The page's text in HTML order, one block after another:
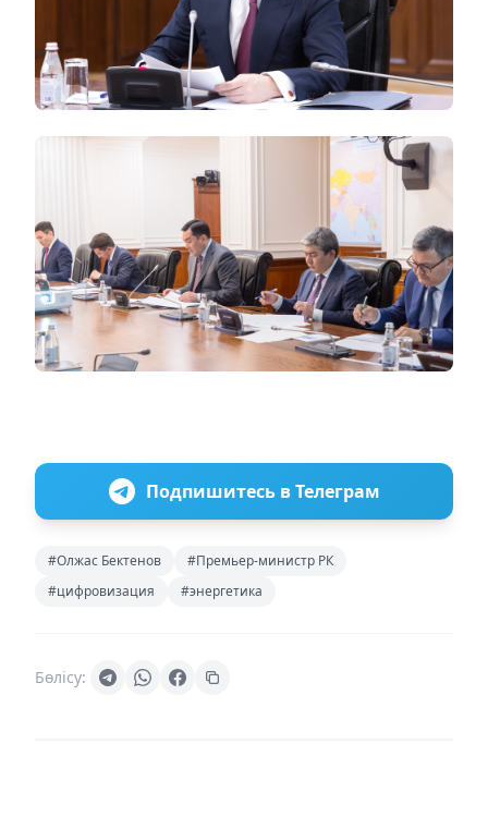
Подпишитесь в Телеграм
#Олжас Бектенов
#Премьер-министр РК
#цифровизация
#энергетика
Бөлісу: